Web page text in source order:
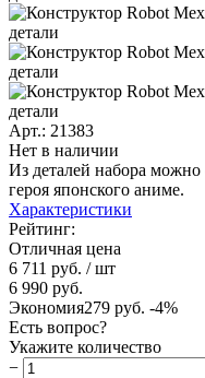
Арт.: 21383
Нет в наличии
Из деталей набора
героя японского аниме.
Характеристики
Рейтинг:
Отличная цена
6 711 руб. / шт
6 990 руб.
Экономия279 руб. -4%
Есть вопрос?
Укажите количество
−